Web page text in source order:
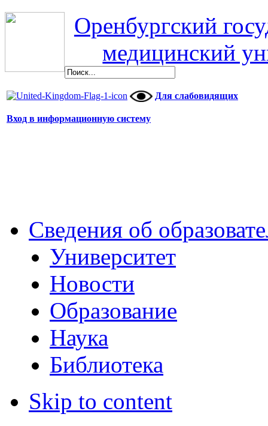
Оренбургский
медицинский
Для слабовидящих
Вход в информационную систему
Сведения об
Университет
Новости
Образование
Наука
Библиотека
Skip to content